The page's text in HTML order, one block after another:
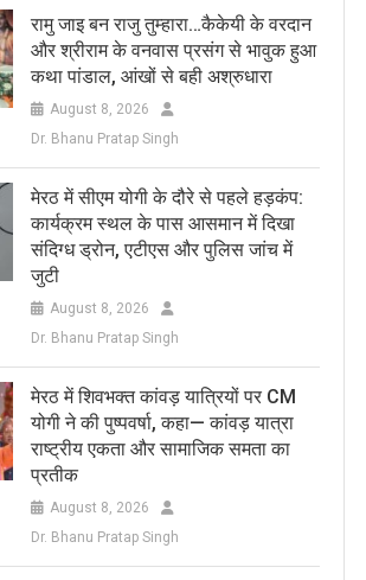
रामु जाइ बन राजु तुम्हारा…कैकेयी के वरदान
और श्रीराम के वनवास प्रसंग से भावुक हुआ
कथा पांडाल, आंखों से बही अश्रुधारा
August 8, 2026
Dr. Bhanu Pratap Singh
मेरठ में सीएम योगी के दौरे से पहले हड़कंप:
कार्यक्रम स्थल के पास आसमान में दिखा
संदिग्ध ड्रोन, एटीएस और पुलिस जांच में
जुटी
August 8, 2026
Dr. Bhanu Pratap Singh
मेरठ में शिवभक्त कांवड़ यात्रियों पर CM
योगी ने की पुष्पवर्षा, कहा— कांवड़ यात्रा
राष्ट्रीय एकता और सामाजिक समता का
प्रतीक
August 8, 2026
Dr. Bhanu Pratap Singh